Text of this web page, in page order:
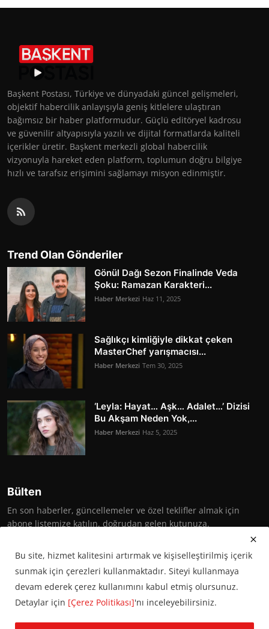
Başkent Postası, Türkiye ve dünyadaki güncel gelişmeleri,
objektif habercilik anlayışıyla geniş kitlelere ulaştıran
bağımsız bir haber platformudur. Güçlü editöryel kadrosu
ve güvenilir altyapısıyla yazılı ve dijital formatlarda kaliteli
içerikler üretir. Başkent merkezli global habercilik
vizyonuyla hareket eden platform, toplumun doğru bilgiye
hızlı ve tarafsız erişimini sağlamayı misyon edinmiştir.
Trend Olan Gönderiler
Gönül Dağı Sezon Finalinde Veda
Şoku: Ramazan Karakteri...
Haber Merkezi Haz 11, 2025
Sağlıkçı kimliğiyle dikkat çeken
MasterChef yarışmacısı...
Haber Merkezi Tem 30, 2025
‘Leyla: Hayat… Aşk… Adalet…’ Dizisi
Bu Akşam Neden Yok,...
Haber Merkezi Haz 5, 2025
Bülten
En son haberler, güncellemeler ve özel teklifler almak için
abone listemize katılın, doğrudan gelen kutunuza.
Abone Ol
Bu site, hizmet kalitesini artırmak ve kişiselleştirilmiş içerik
sunmak için çerezleri kullanmaktadır. Siteyi kullanmaya
devam ederek çerez kullanımını kabul etmiş olursunuz.
Detaylar için [Çerez Politikası]'nı inceleyebilirsiniz.